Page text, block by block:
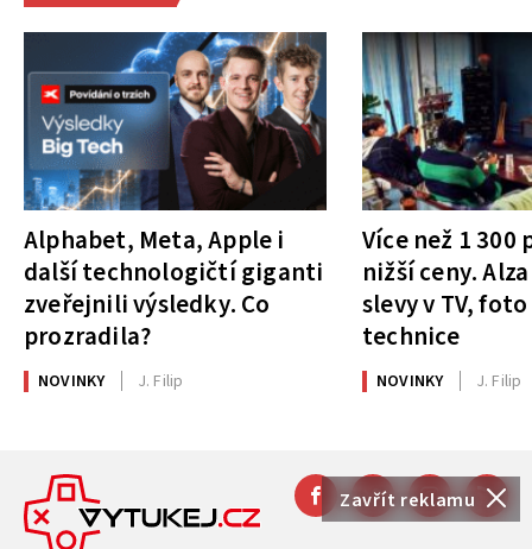
Zavřít reklamu
Alphabet, Meta, Apple i
další technologičtí giganti
zveřejnili výsledky. Co
prozradila?
NOVINKY J. Filip
Více než 1
nižší ceny.
slevy v TV,
technice
NOVINKY J. Filip